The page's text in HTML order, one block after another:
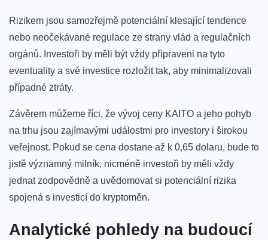
Rizikem jsou samozřejmě potenciální ‍klesající tendence
nebo neočekávané regulace ze strany vlád a regulačních
orgánů. Investoři by měli​ být vždy připraveni na tyto
eventuality a své investice rozložit‍ tak, aby minimalizovali
případné ztráty.
Závěrem můžeme říci, že vývoj ceny KAITO a jeho pohyb
na ⁤trhu jsou‍ zajímavými​ událostmi pro investory i širokou
veřejnost. Pokud se cena dostane až k 0,65 dolaru, bude‍ to⁢
jistě významný⁣ milník, nicméně investoři by měli vždy
jednat zodpovědně a uvědomovat ‌si potenciální rizika
spojená s investicí do kryptoměn.
Analytické pohledy na budoucí